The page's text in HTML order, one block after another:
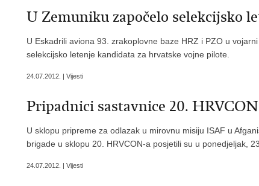
U Zemuniku započelo selekcijsko
U Eskadrili aviona 93. zrakoplovne baze HRZ i PZO u
selekcijsko letenje kandidata za hrvatske vojne pilote.
24.07.2012. | Vijesti
Pripadnici sastavnice 20.
U sklopu pripreme za odlazak u mirovnu misiju ISAF u
brigade u sklopu 20. HRVCON-a posjetili su u ponedjeljak,
24.07.2012. | Vijesti